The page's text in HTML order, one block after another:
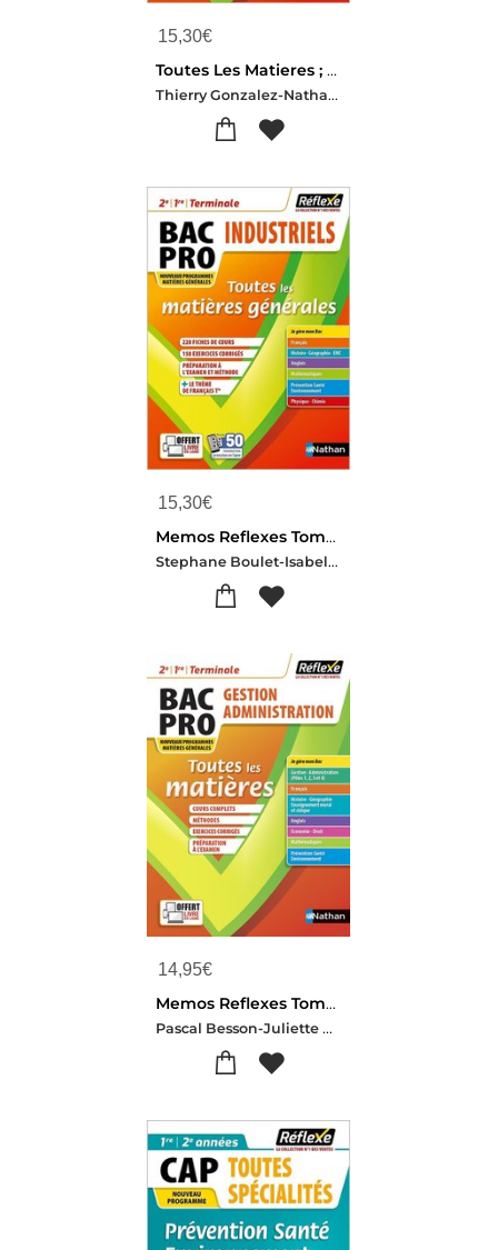
15,30€
Toutes Les Matieres ; 2de/1re/terminale ; Bac Pro Agora (edition 2022)
Thierry Gonzalez-Nathalie Sebban
15,30€
Memos Reflexes Tome 21 : Toutes Les Matieres : Bac Pro Industriels : 2e/1re/terminale (edition 2021)
Stephane Boulet-Isabelle Delaunay-Martine Deconinck-Christophe Desaintghislain
14,95€
Memos Reflexes Tome 12 : Toutes Les Matieres : Bac Pro Gestion Administration (edition 2021)
Pascal Besson-Juliette Caparros-Louise Cauchard-Christophe Desaintghislain